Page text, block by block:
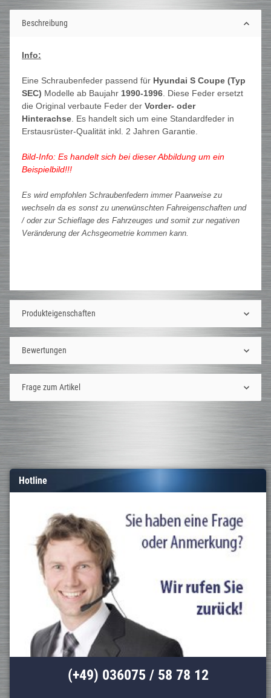
Beschreibung
Info:
Eine Schraubenfeder passend für Hyundai S Coupe (Typ
SEC) Modelle ab Baujahr 1990-1996 . Diese Feder ersetzt
die Original verbaute Feder der Vorder- oder
Hinterachse . Es handelt sich um eine Standardfeder in
Erstausrüster-Qualität inkl. 2 Jahren Garantie.
Bild-Info: Es handelt sich bei dieser Abbildung um ein
Beispielbild!!!
Es wird empfohlen Schraubenfedern immer Paarweise zu
wechseln da es sonst zu unerwünschten Fahreigenschaften und
/ oder zur Schieflage des Fahrzeuges und somit zur negativen
Veränderung der Achsgeometrie kommen kann.
Produkteigenschaften
Bewertungen
Frage zum Artikel
Hotline
(+49) 036075 / 58 78 12